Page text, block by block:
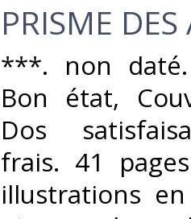
‎PRISME
‎***. non
Bon état,
Dos
frais. 41
illustrations